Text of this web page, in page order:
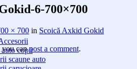
auto copii
scaune auto
6-700×700
× 700 in Scoică Axkid Gokid
you canpost a comment.